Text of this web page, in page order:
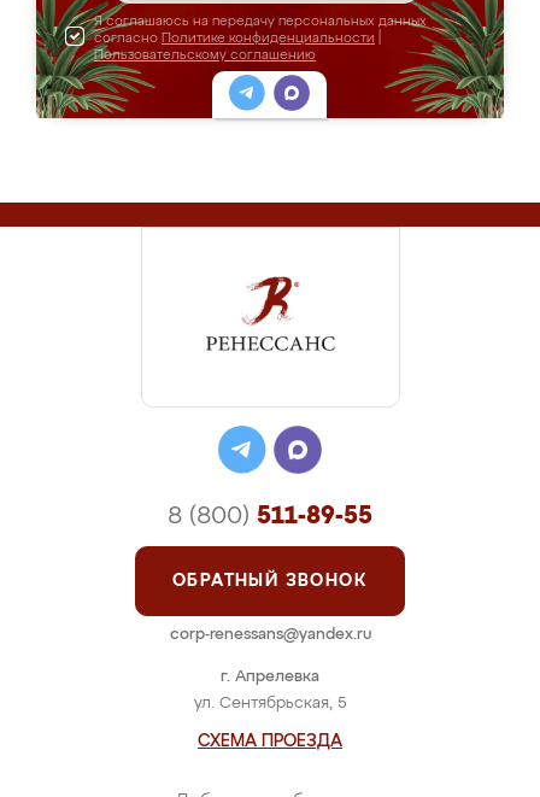
Я соглашаюсь на передачу персональных данных
согласно Политике конфиденциальности
Пользовательскому соглашению
г. Апрелевка
ул. Сентябрьская, 5
СХЕМА ПРОЕЗДА
8 (800) 511-89-55
ОБРАТНЫЙ ЗВОНОК
corp-renessans@yandex.ru